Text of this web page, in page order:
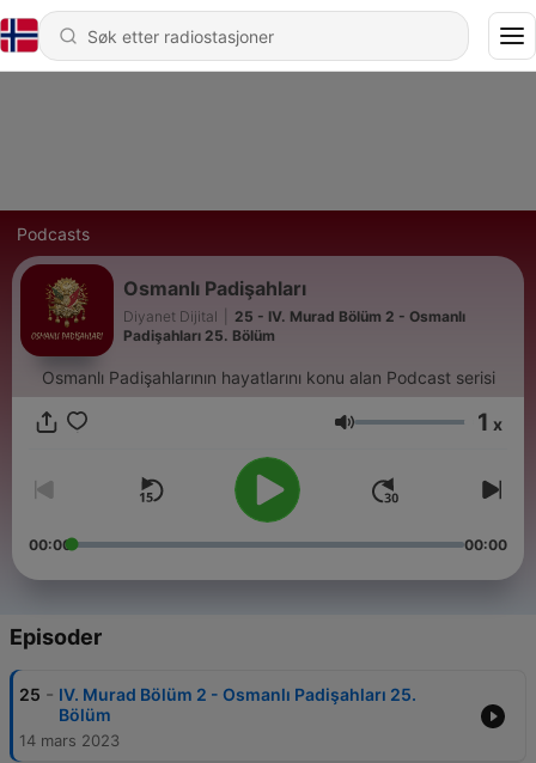
Podcasts
Osmanlı Padişahları
Diyanet Dijital
25 - IV. Murad Bölüm 2 - Osmanlı
Padişahları 25. Bölüm
Osmanlı Padişahlarının hayatlarını konu alan Podcast serisi
Volum 1 x
00:00 00:00
Episoder
25 - IV. Murad Bölüm 2 - Osmanlı Padişahları 25.
Bölüm
14 mars 2023